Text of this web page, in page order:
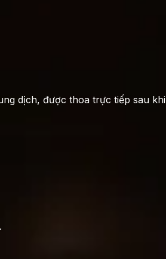
dịch, được thoa trực tiếp sau khi